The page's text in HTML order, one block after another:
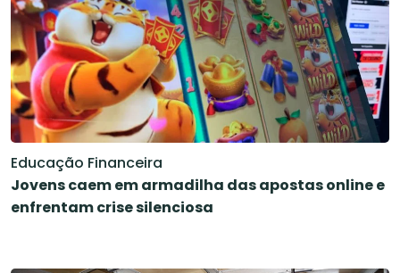
Educação Financeira
Jovens caem em armadilha das apostas online e
enfrentam crise silenciosa